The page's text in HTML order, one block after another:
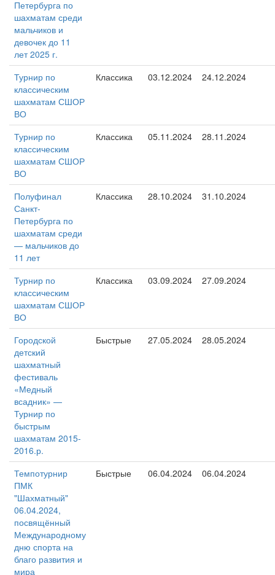
Петербурга по
шахматам среди
мальчиков и
девочек до 11
лет 2025 г.
Турнир по
классическим
шахматам СШОР
ВО
Классика 03.12.2024 24.12.2024
Турнир по
классическим
шахматам СШОР
ВО
Классика 05.11.2024 28.11.2024
Полуфинал
Санкт-
Петербурга по
шахматам среди
— мальчиков до
11 лет
Классика 28.10.2024 31.10.2024
Турнир по
классическим
шахматам СШОР
ВО
Классика 03.09.2024 27.09.2024
Городской
детский
шахматный
фестиваль
«Медный
всадник» —
Турнир по
быстрым
шахматам 2015-
2016.р.
Быстрые 27.05.2024 28.05.2024
Темпотурнир
ПМК
"Шахматный"
06.04.2024,
посвящённый
Международному
дню спорта на
благо развития и
мира
Быстрые 06.04.2024 06.04.2024